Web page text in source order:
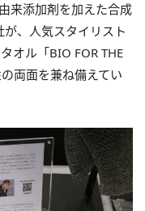
来添加剤を加えた合成
、人気スタイリスト
オル「BIO FOR THE
両面を兼ね備えてい